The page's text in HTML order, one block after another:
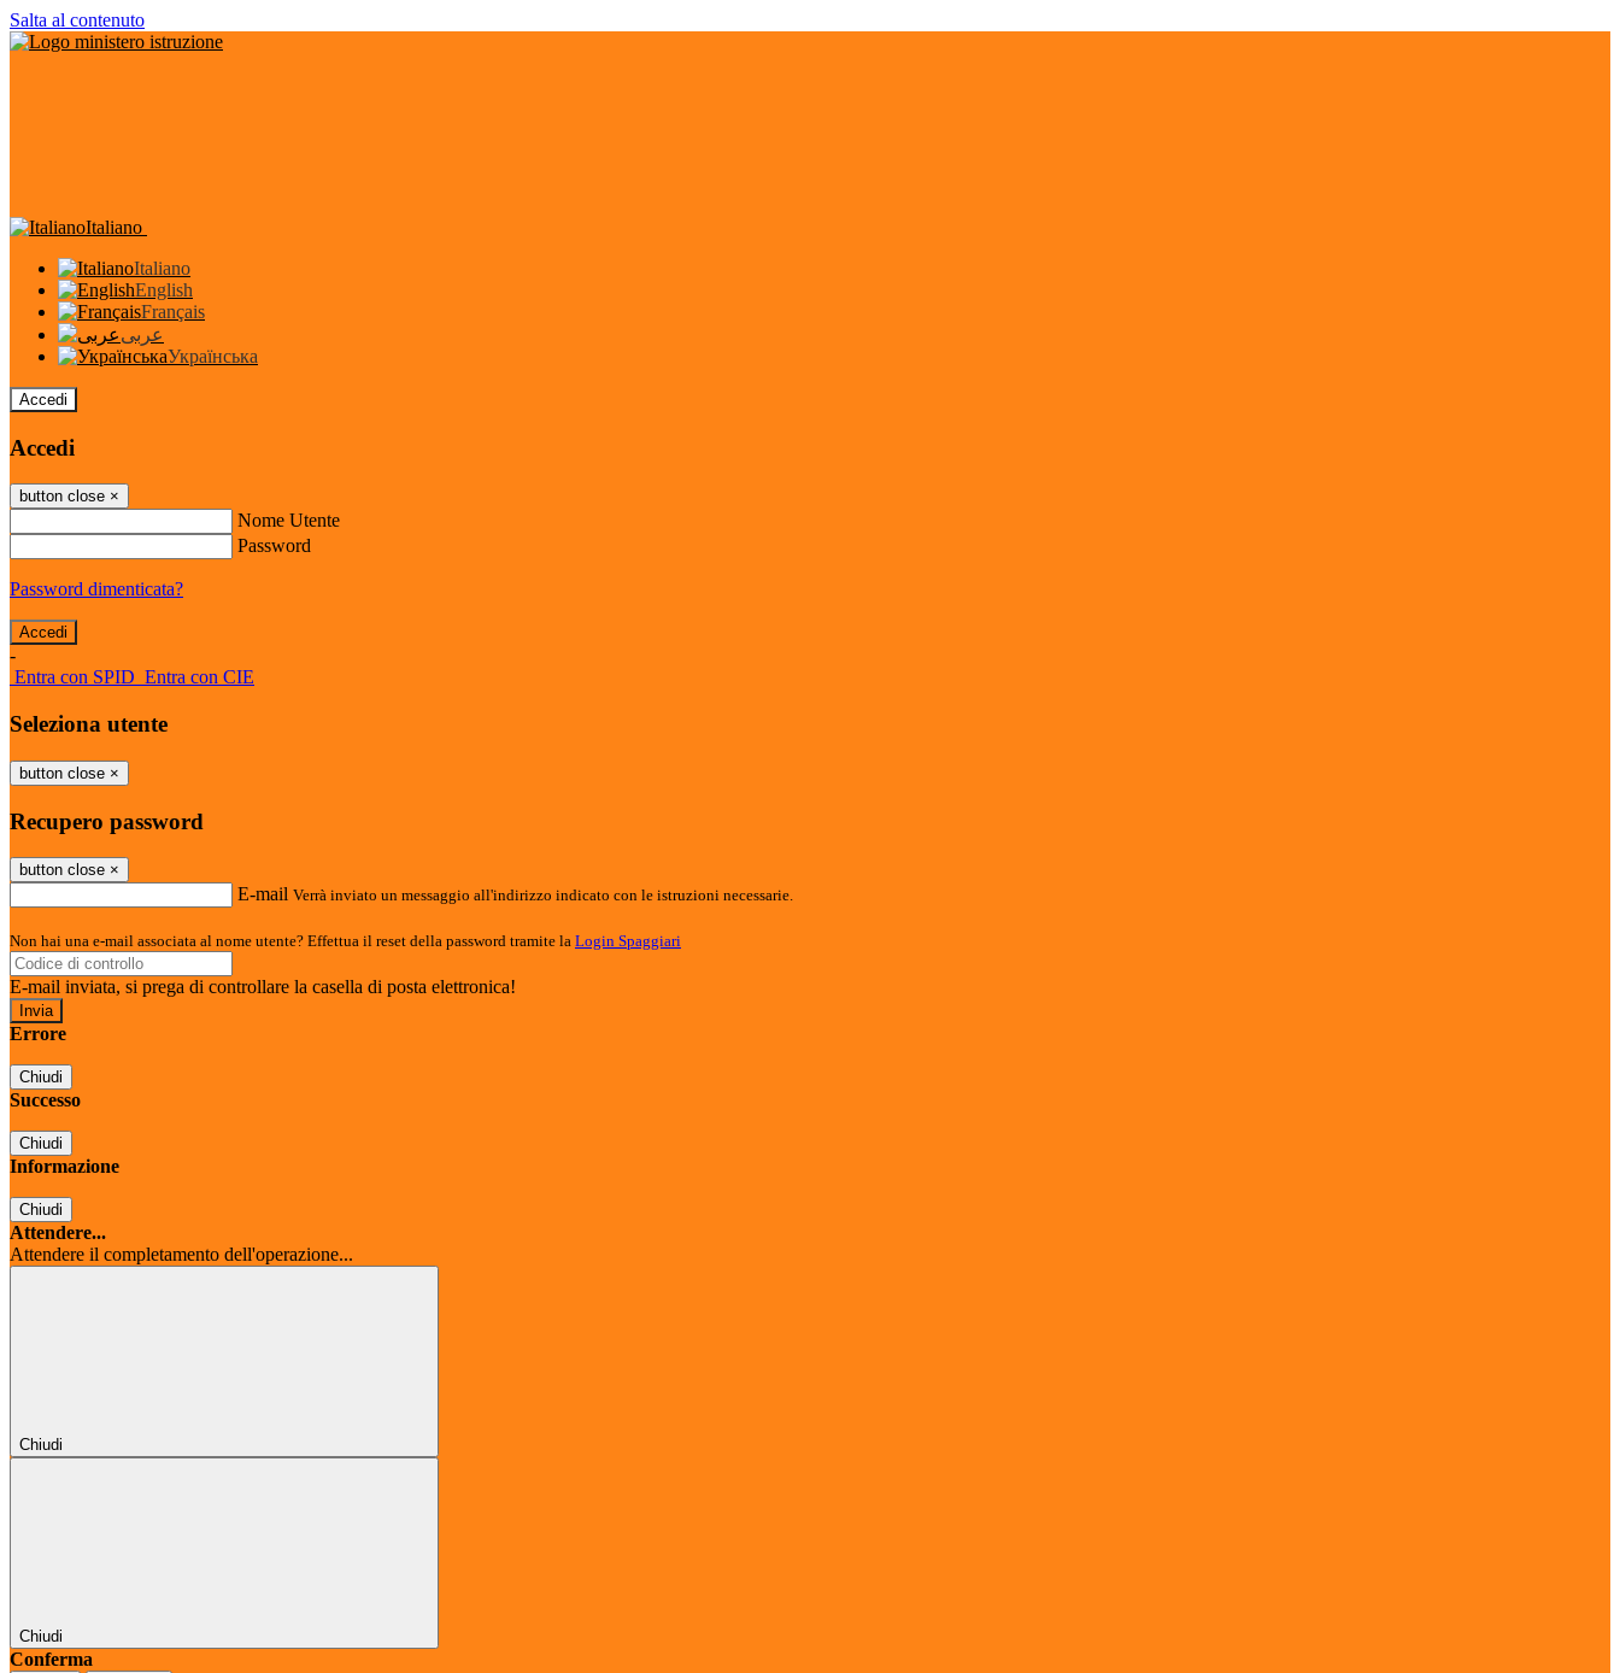
Salta al contenuto
Italiano
Italiano
English
Français
عربى
Українська
Accedi
Accedi
button close ×
Nome Utente
Password
Password dimenticata?
-
Entra con SPID Entra con CIE
Seleziona utente
button close ×
Recupero password
button close ×
E-mail Verrà inviato un messaggio all'indirizzo indicato con le istruzioni necessarie.
Non hai una e-mail associata al nome utente? Effettua il reset della password tramite la Login Spaggiari
E-mail inviata, si prega di controllare la casella di posta elettronica!
Errore
Chiudi
Successo
Chiudi
Informazione
Chiudi
Attendere...
Attendere il completamento dell'operazione...
Chiudi
Chiudi
Conferma